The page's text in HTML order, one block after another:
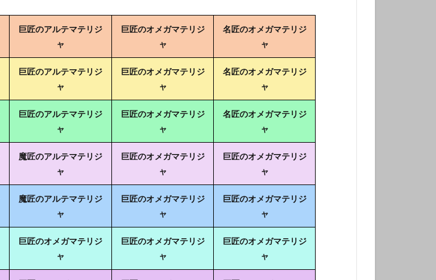
巨匠のアルテマテリジ
ャ
巨匠のオメガマテリジ
ャ
名匠のオメガマテリジ
ャ
巨匠のアルテマテリジ
ャ
巨匠のオメガマテリジ
ャ
名匠のオメガマテリジ
ャ
巨匠のアルテマテリジ
ャ
巨匠のオメガマテリジ
ャ
名匠のオメガマテリジ
ャ
魔匠のアルテマテリジ
ャ
巨匠のオメガマテリジ
ャ
巨匠のオメガマテリジ
ャ
魔匠のアルテマテリジ
ャ
巨匠のオメガマテリジ
ャ
巨匠のオメガマテリジ
ャ
巨匠のオメガマテリジ
ャ
巨匠のオメガマテリジ
ャ
巨匠のオメガマテリジ
ャ